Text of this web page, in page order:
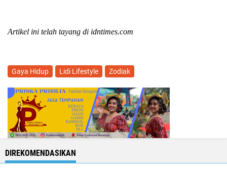
Artikel ini telah tayang di idntimes.com
Gaya Hidup Lidi Lifestyle Zodiak
DIREKOMENDASIKAN